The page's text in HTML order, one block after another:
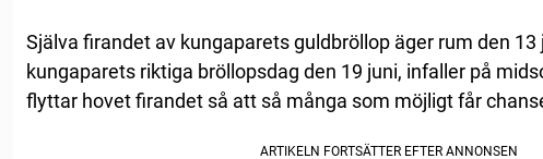
Själva firandet av kungaparets guldbröllop äger rum den
kungaparets riktiga bröllopsdag den 19 juni, infaller på
flyttar hovet firandet så att så många som möjligt får